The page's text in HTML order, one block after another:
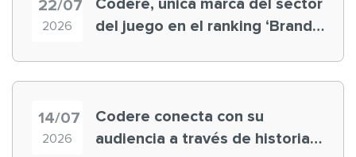
22/07
2026
Codere, única marca del sector
del juego en el ranking ‘Brand
14/07
2026
Codere conecta con su
audiencia a través de historias